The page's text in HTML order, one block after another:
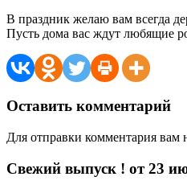
В праздник желаю вам всегда
Пусть дома вас ждут любящие
Оставить комментарий
Для отправки комментария вам
Свежий выпуск ! от 23